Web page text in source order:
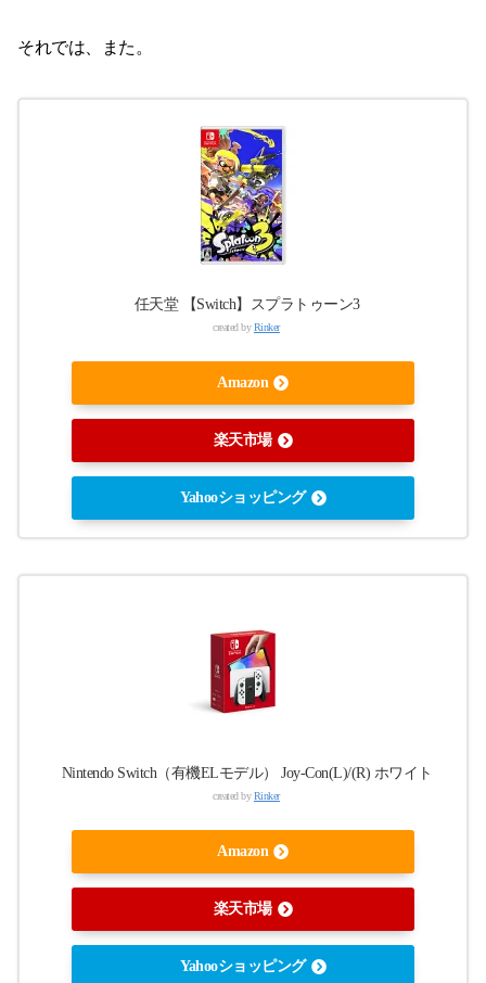
それでは、また。
任天堂 【Switch】スプラトゥーン3
created byRinker
Amazon
楽天市場
Yahooショッピング
Nintendo Switch（有機ELモデル） Joy-Con(L)/(R) ホワイト
created byRinker
Amazon
楽天市場
Yahooショッピング